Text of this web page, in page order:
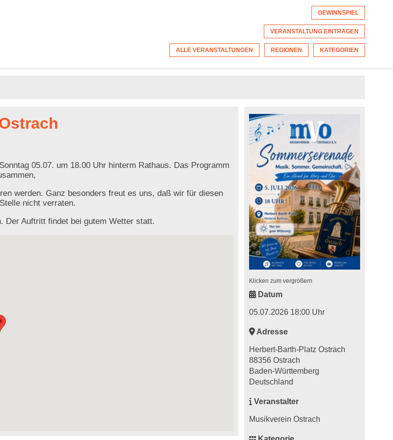
GEWINNSPIEL
VERANSTALTUNG EINTRAGEN
ALLE VERANSTALTUNGEN REGIONEN KATEGORIEN
05.07. um 18.00 Uhr hinterm Rathaus. Das Programm
werden. Ganz besonders freut es uns, daß wir für diesen
nicht verraten.
Der Auftritt findet bei gutem Wetter statt.
Klicken zum vergrößern
Datum
05.07.2026 18:00 Uhr
Adresse
Herbert-Barth-Platz Ostrach
88356 Ostrach
Baden-Württemberg
Deutschland
Veranstalter
Musikverein Ostrach